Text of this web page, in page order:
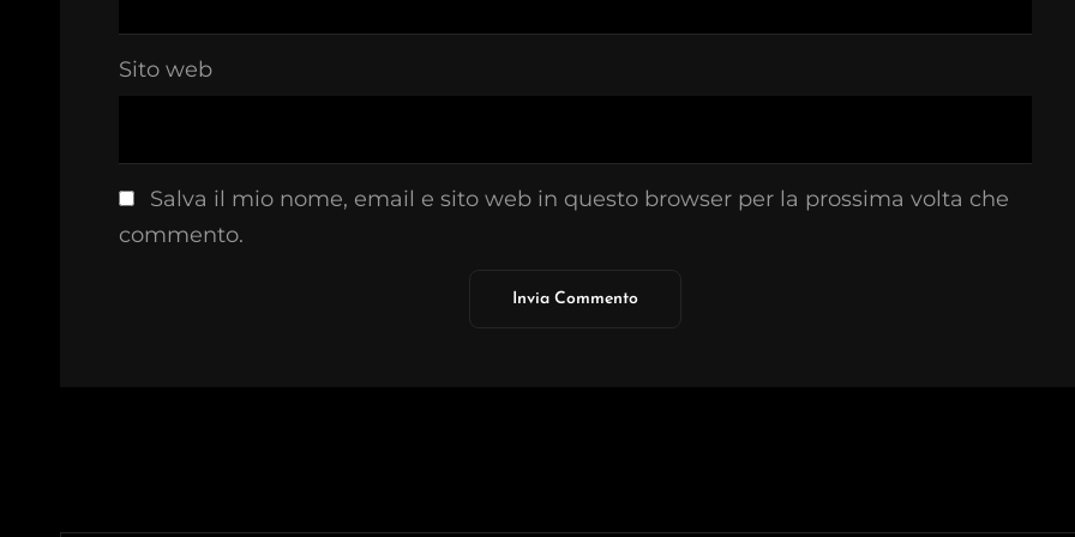
Sito web
Salva il mio nome, email e sito web in questo browser per la prossima volta che
commento.